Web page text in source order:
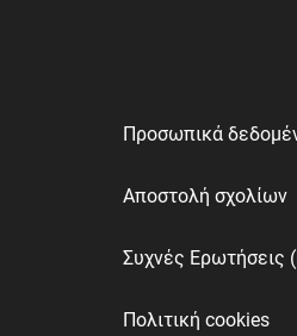
Προσωπικά
Αποστολή σχολίων
Συχνές Ερωτήσεις
Πολιτική cookies